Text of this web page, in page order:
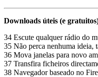
Downloads úteis (e
34 Escute qualquer rádio do
35 Não perca nenhuma ideia,
36 Mova janelas para novo
37 Transfira ficheiros
38 Navegador baseado no